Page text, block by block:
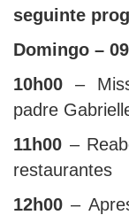
seguinte
Domingo –
10h00 –
padre
11h00 –
restaurantes
12h00 –